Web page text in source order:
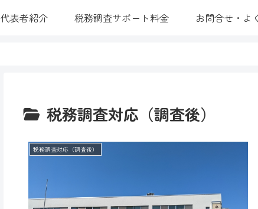
代表者紹介 税務調査サポート料金 お問合せ・よ
税務調査対応（調査後）
税務調査対応（調査後）